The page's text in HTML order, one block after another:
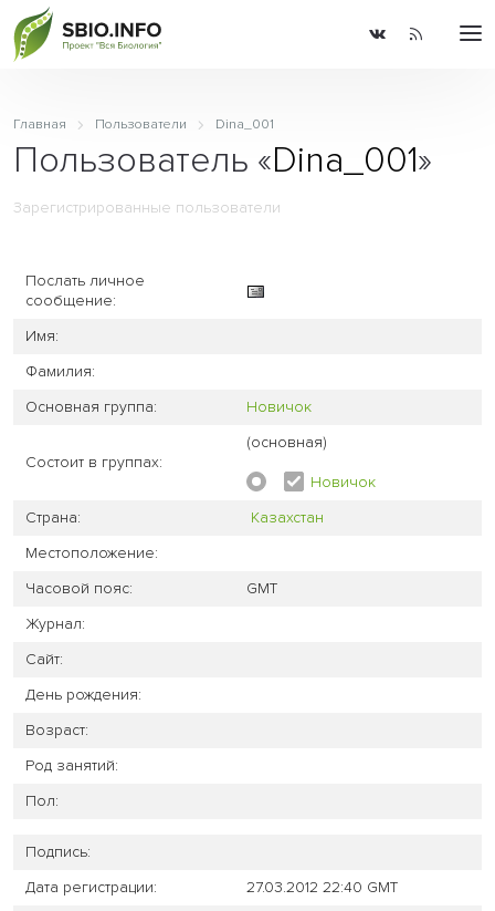
Главная Пользователи Dina_001
Пользователь «Dina_001»
Зарегистрированные пользователи
Послать личное
сообщение:
Имя:
Фамилия:
Основная группа:
Новичок
Состоит в группах:
(основная)
Новичок
Страна:
Казахстан
Местоположение:
Часовой пояс:
GMT
Журнал:
Сайт:
День рождения:
Возраст:
Род занятий:
Пол:
Подпись:
Дата регистрации:
27.03.2012 22:40 GMT